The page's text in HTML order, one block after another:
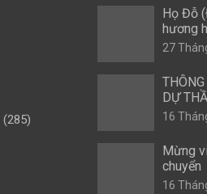
(285)
Họ Đỗ
hương
27
DỰ
16
Mừng
chuyển
16